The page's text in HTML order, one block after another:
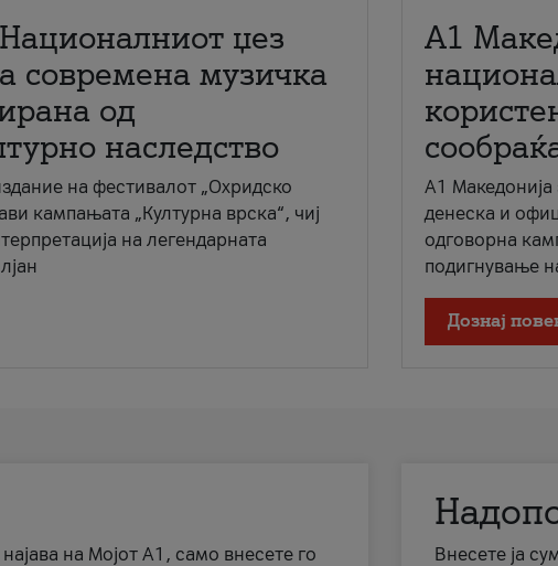
џез
современа музичка
од
наследство
на фестивалот „Охридско
кампањата „Културна врска“, чиј
на легендарната
A1
A1
денеска и
одговорна
подигнување
Дознај
на Мојот А1, само внесете го
Внесете ја